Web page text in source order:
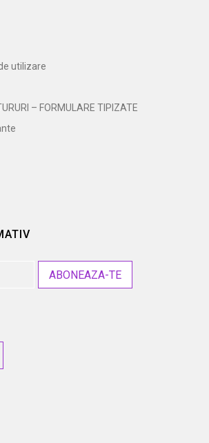
utilizare
– FORMULARE TIPIZATE
ABONEAZA-TE